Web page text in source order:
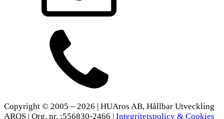
Copyright © 2005 – 2026 | HUAros AB, Hållbar Utveckling
AROS | Org. nr. :556830-2466
| Integritetspolicy & Cookies